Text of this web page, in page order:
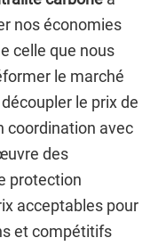
nos économies
celle que nous
le marché
le prix de
coordination avec
des
protection
acceptables pour
et compétitifs